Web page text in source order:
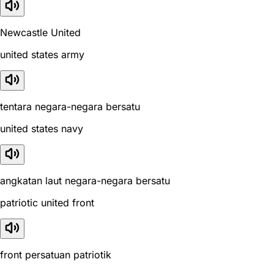
Newcastle United
united states army
tentara negara-negara bersatu
united states navy
angkatan laut negara-negara bersatu
patriotic united front
front persatuan patriotik